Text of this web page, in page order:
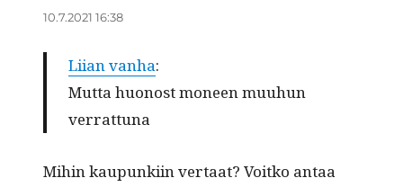
10.7.2021 16:38
Lii­an van­ha:
Mut­ta huo­nost mon­een muu­hun
verrattuna
Mihin kaupunki­in ver­taat? Voitko antaa